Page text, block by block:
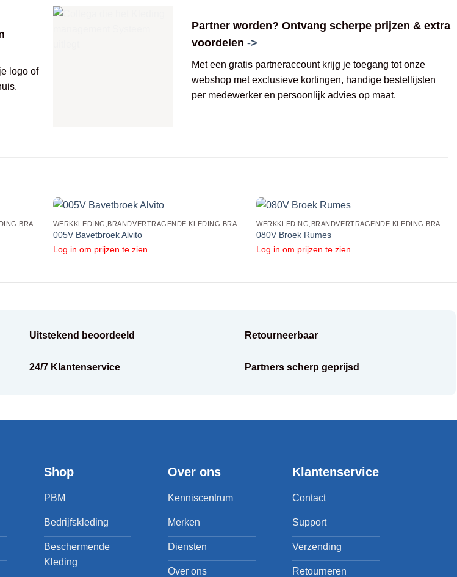
logo of
Partner worden? Ontvang scherpe prijzen & extra
voordelen->
Met een gratis partneraccount krijg je toegang tot onze
webshop met exclusieve kortingen, handige bestellijsten
per medewerker en persoonlijk advies op maat.
005V Bavetbroek Alvito
Log in om prijzen te zien
080V Broek Rumes
Log in om prijzen te zien
Uitstekend beoordeeld
24/7 Klantenservice
Retourneerbaar
Partners scherp geprijsd
Shop
PBM
Bedrijfskleding
Beschermende
Kleding
Over ons
Kenniscentrum
Merken
Diensten
Over ons
Klantenservice
Contact
Support
Verzending
Retourneren